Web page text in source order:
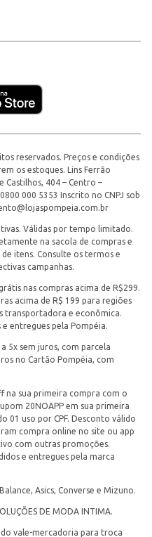
reservados. Preços e condições
os estoques. Lins Ferrão
Castilhos, 404 – Centro –
000 5353 Inscrito no CNPJ sob
Válidas por tempo limitado.
na sacola de compras e
itens. Consulte os termos e
campanhas.
nas compras acima de R$299.
acima de R$ 199 para regiões
transportadora e econômica.
entregues pela Pompéia.
5x sem juros, com parcela
no Cartão Pompéia, com
na sua primeira compra com o
20NOAPP em sua primeira
01 uso por CPF. Desconto válido
compra online no site ou app
com outras promoções.
e entregues pela marca
Asics, Converse e Mizuno.
DE MODA INTIMA.
do vale-mercadoria para troca